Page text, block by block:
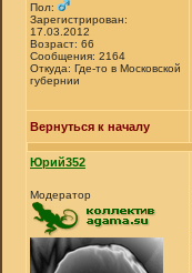
Пол:
Зарегистрирован:
17.03.2012
Возраст: 66
Сообщения: 2164
Откуда: Где-то в Московской
губернии
Вернуться к началу
Юрий352
Модератор